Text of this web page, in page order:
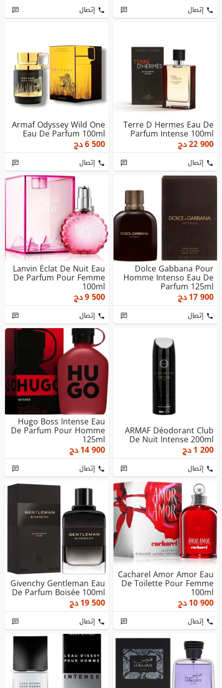
إتصال إتصال
Terre D Hermes Eau De
Parfum Intense 100ml
22 900دج
إتصال
Armaf Odyssey Wild One
Eau De Parfum 100ml
6 500دج
إتصال
Dolce Gabbana Pour
Homme Intenso Eau De
Parfum 125ml
17 900دج
إتصال
Lanvin Éclat De Nuit Eau
De Parfum Pour Femme
100ml
9 500دج
إتصال
ARMAF Déodorant Club
De Nuit Intense 200ml
1 200دج
إتصال
Hugo Boss Intense Eau
De Parfum Pour Homme
125ml
14 900دج
إتصال
Cacharel Amor Amor Eau
De Toilette Pour Femme
100ml
10 900دج
إتصال
Givenchy Gentleman Eau
De Parfum Boisée 100ml
19 500دج
إتصال